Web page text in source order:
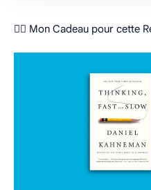
❤️‍🔥 Mon Cadeau pour cette